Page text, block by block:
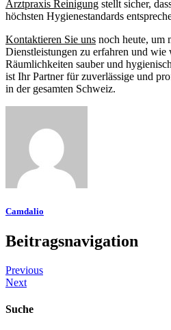
Arztpraxis Reinigung stellt sicher,
höchsten Hygienestandards
Kontaktieren Sie uns noch heute, um
Dienstleistungen zu erfahren und
Räumlichkeiten sauber und
ist Ihr Partner für zuverlässige und
in der gesamten Schweiz.
Camdalio
Beitragsnavigation
Previous
Next
Suche